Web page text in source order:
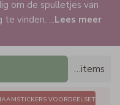
om de spulletjes van
te vinden. ...Lees meer
…items
VOORDEELSET